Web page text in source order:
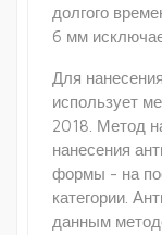
долгого
6 мм
Для
использует
2018. Метод
нанесения
формы - на
категории.
данным